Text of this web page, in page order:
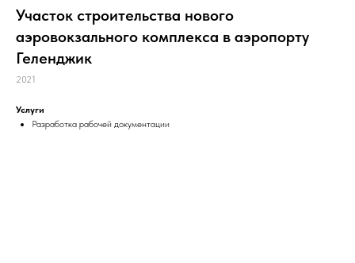
Участок строительства нового
аэровокзального комплекса в аэропорту
Геленджик
2021
Услуги
Разработка рабочей документации